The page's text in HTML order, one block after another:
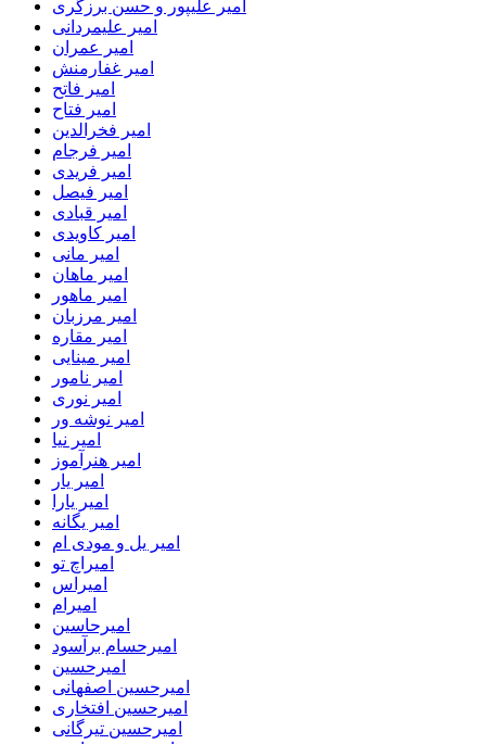
امیر علیپور و حسن برزگری
امیر علیمردانی
امیر عمران
امیر غفارمنش
امیر فاتح
امیر فتاح
امیر فخرالدین
امیر فرجام
امیر فریدی
امیر فیصل
امیر قبادی
امیر کاویدی
امیر مانی
امیر ماهان
امیر ماهور
امیر مرزبان
امیر مقاره
امیر مینایی
امیر نامور
امیر نوری
امیر نوشه ور
امیر نیا
امیر هنرآموز
امیر یار
امیر یارا
امیر یگانه
امیر یل و مودی ام
امیراچ تو
امیراس
امیرام
امیرحاسین
امیرحسام برآسود
امیرحسین
امیرحسین اصفهانی
امیرحسین افتخاری
امیرحسین تیرگانی